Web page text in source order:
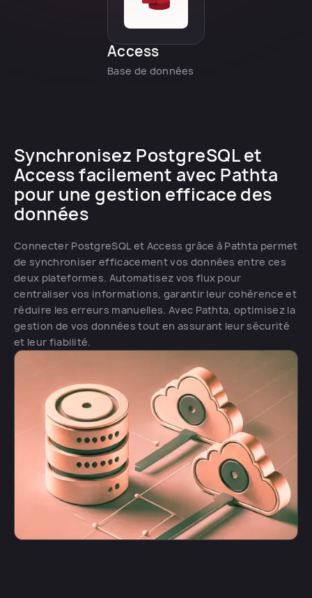
Access
Base de données
Synchronisez PostgreSQL et
Access facilement avec Pathta
pour une gestion efficace des
données
Connecter PostgreSQL et Access grâce à Pathta permet
de synchroniser efficacement vos données entre ces
deux plateformes. Automatisez vos flux pour
centraliser vos informations, garantir leur cohérence et
réduire les erreurs manuelles. Avec Pathta, optimisez la
gestion de vos données tout en assurant leur sécurité
et leur fiabilité.